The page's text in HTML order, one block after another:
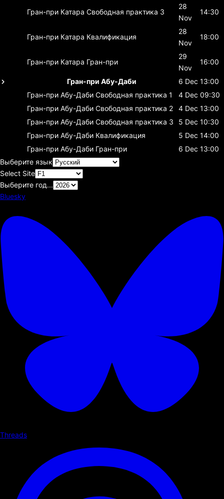
Гран-при Катара Свободная практика 3
28
Nov
14:30
Гран-при Катара Квалификация
28
Nov
18:00
Гран-при Катара Гран-при
29
Nov
16:00
Гран-при Абу-Даби 6 Dec 13:00
Гран-при Абу-Даби Свободная практика 1 4 Dec 09:30
Гран-при Абу-Даби Свободная практика 2 4 Dec 13:00
Гран-при Абу-Даби Свободная практика 3 5 Dec 10:30
Гран-при Абу-Даби Квалификация 5 Dec 14:00
Гран-при Абу-Даби Гран-при 6 Dec 13:00
Выберите язык
Select Site
Выберите год...
Bluesky
Threads